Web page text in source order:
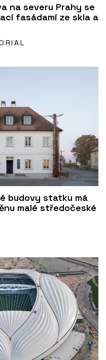
na severu Prahy se
fasádami ze skla a
budovy statku má
malé středočeské